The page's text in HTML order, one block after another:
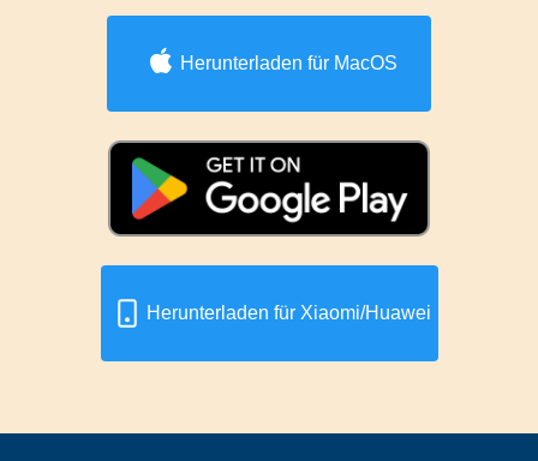
Herunterladen für MacOS
Herunterladen für Xiaomi/Huawei